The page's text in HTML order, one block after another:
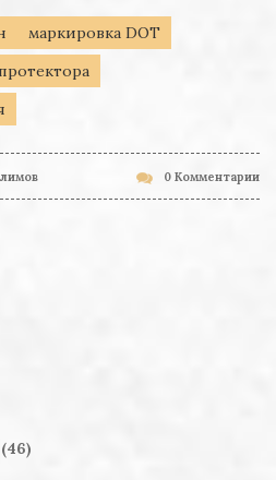
маркировка DOT
0 Комментарии
(46)